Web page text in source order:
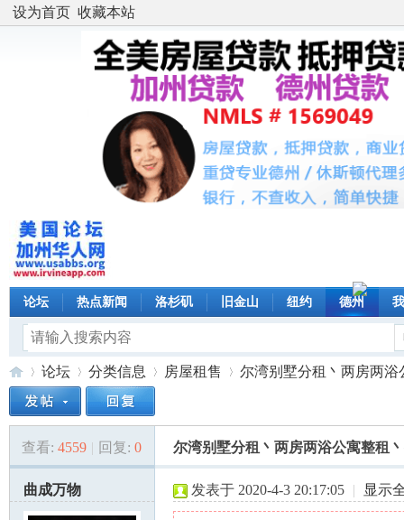
设为首页 收藏本站
论坛 热点新闻 洛杉矶 旧金山 纽约 德州
美»
论坛
›
分类信息 房屋租售
›
尔湾别墅分租丶两房两浴
查看: 4559 | 回复: 0 尔湾别墅分租丶两房两浴公寓整租
曲成万物 发表于 2020-4-3 20:17:05 | 显示